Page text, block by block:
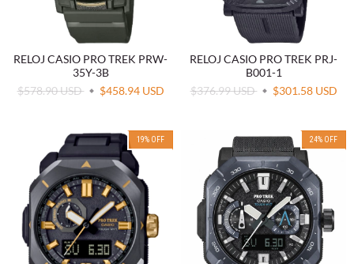
RELOJ CASIO PRO TREK PRW-
35Y-3B
$578.90 USD
$458.94 USD
RELOJ CASIO PRO TREK PRJ-
B001-1
$376.99 USD
$301.58 USD
19% OFF 24% OFF